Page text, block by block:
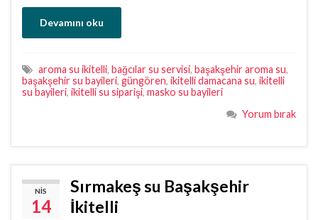
Devamını oku
aroma su ikitelli, bağcılar su servisi, başakşehir aroma su,
başakşehir su bayileri, güngören, ikitelli damacana su, ikitelli
su bayileri, ikitelli su siparişi, masko su bayileri
Yorum bırak
NIS
14
Sırmakeş su Başakşehir
İkitelli